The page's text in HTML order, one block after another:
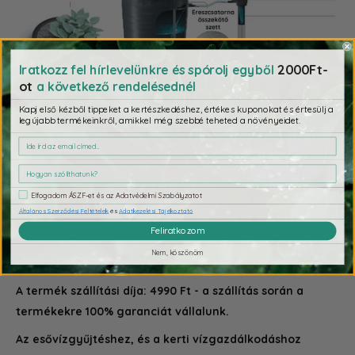
További tudnivalók
A termék szállítási díja: 4990 Ft - a szállítás során a
termékekre 100% garanciát vállalunk.
Az esővízgyűjtéshez, és a kerti vízgazdálkodáshoz
Iratkozz fel hírlevelünkre és spórolj egyből 2000Ft-
ot a következő rendelésednél
Kapj első kézből tippeket a kertészkedéshez, értékes kuponokat és értesülj a
legújabb termékeinkről, amikkel még szebbé teheted a növényeidet.
Elfogadom ÁSZF-et és az Adatvédelmi Szabályzatot
Általános Szerződési FeltételekésAdatkezelési Tájékoztató
Feliratkozom
Nem, köszönöm